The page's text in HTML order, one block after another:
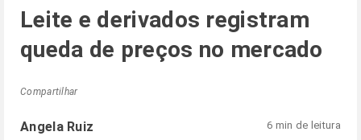
Leite e derivados registram
queda de preços no mercado
Compartilhar
Angela Ruiz 6 min de leitura